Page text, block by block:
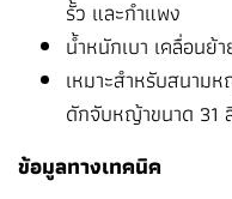
รั้ว และกำแพง
น้ำหนักเบา เคลื่อน
เหมาะสำหรับสนาม
ดักจับหญ้าขนาด 31
ข้อมูลทางเทคนิค